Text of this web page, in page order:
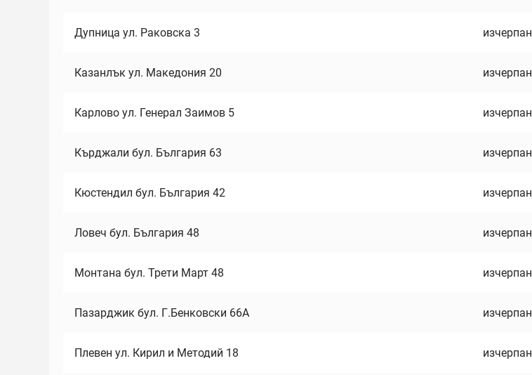
Дупница ул. Раковска 3 изчерпан
Казанлък ул. Македония 20 изчерпан
Карлово ул. Генерал Заимов 5 изчерпан
Кърджали бул. България 63 изчерпан
Кюстендил бул. България 42 изчерпан
Ловеч бул. България 48 изчерпан
Монтана бул. Трети Март 48 изчерпан
Пазарджик бул. Г.Бенковски 66А изчерпан
Плевен ул. Кирил и Методий 18 изчерпан